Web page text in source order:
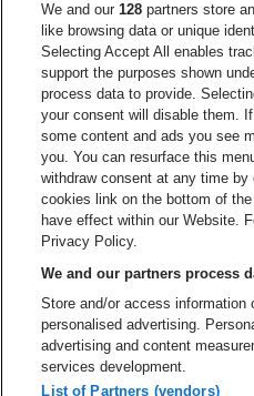
Ga naar de
Ga naar de
Ga
Ga
Stadsschouwburg
Be-At
Schijnpoortweg
BTW (BE)
BNP Paribas Fortis - IBAN:
We and our128 partners store
like browsing data or unique
Selecting Accept All enables
support the purposes shown
process data to provide.
your consent will disable them.
some content and ads you see
you. You can resurface this
withdraw consent at any time
cookies link on the bottom of the
have effect within our Website.
Privacy Policy.
We and our partners process
Store and/or access information
personalised advertising.
advertising and content
services development.
List of Partners (vendors)